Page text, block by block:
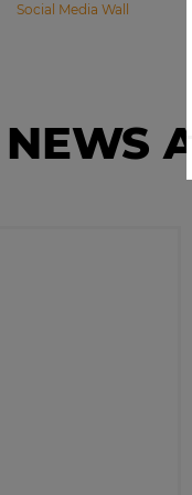
Social Media Wall